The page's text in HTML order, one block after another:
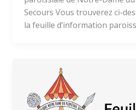
Secours Vous trouverez ci-
la feuille d’information